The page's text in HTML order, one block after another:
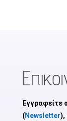
Εγγραφείτε
(Newsletter),